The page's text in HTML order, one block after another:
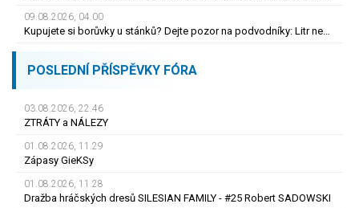
09.08.2026, 04.00
Kupujete si borůvky u stánků? Dejte pozor na podvodníky: Litr není kilo
POSLEDNÍ PŘÍSPĚVKY FÓRA
03.08.2026, 22.46
ZTRÁTY a NÁLEZY
01.08.2026, 11.29
Zápasy GieKSy
01.08.2026, 11.28
Dražba hráčských dresů SILESIAN FAMILY - #25 Robert SADOWSKI